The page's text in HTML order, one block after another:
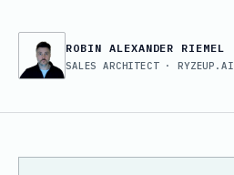
ROBIN ALEXANDER RIEMEL
SALES ARCHITECT · RYZEUP.AI